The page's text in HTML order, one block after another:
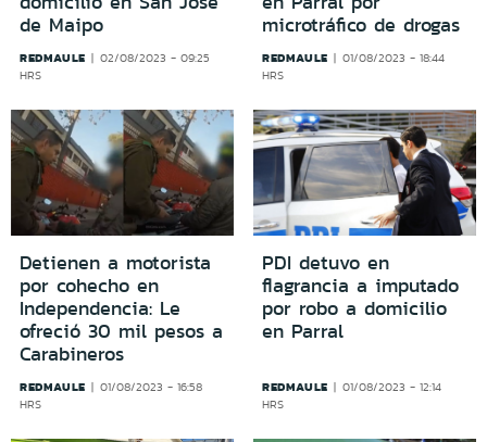
de Maipo
REDMAULE
02/08/2023 - 09:25
HRS
microtráfico de drogas
REDMAULE
01/08/2023 - 18:44
HRS
Detienen a motorista
por cohecho en
Independencia: Le
ofreció 30 mil pesos a
Carabineros
REDMAULE
01/08/2023 - 16:58
HRS
PDI detuvo en
flagrancia a imputado
por robo a domicilio
en Parral
REDMAULE
01/08/2023 - 12:14
HRS